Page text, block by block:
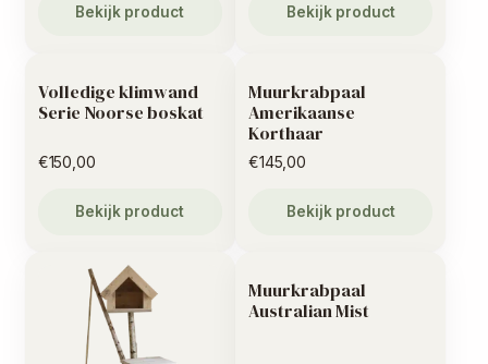
Bekijk product Bekijk product
Volledige klimwand
Serie Noorse boskat
€150,00
Bekijk product
Muurkrabpaal
Amerikaanse
Korthaar
€145,00
Bekijk product
Muurkrabpaal
Australian Mist